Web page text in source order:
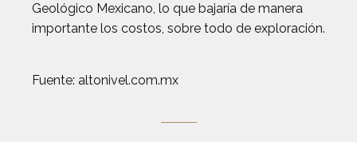
Geológico Mexicano, lo que bajaría de manera
importante los costos, sobre todo de exploración.
Fuente: altonivel.com.mx